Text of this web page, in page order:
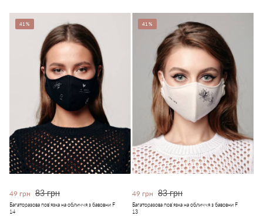
41%
49 грн 83 грн
Багаторазова пов'язка на обличчя з бавовни F
14
41%
49 грн 83 грн
Багаторазова пов'язка на обличчя з бавовни F
13